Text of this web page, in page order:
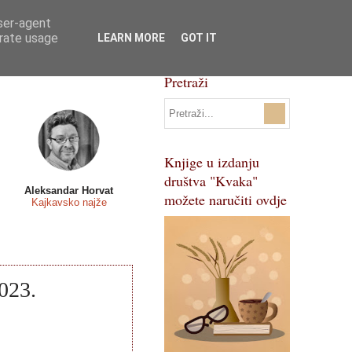
Svi natječaji
Pojmovnik
Aleksandar Horvat
Kajkavsko najže
Pretraži
Knjige u izdanju
društva "Kvaka"
možete naručiti ovdje
agent
usage
LEARN MORE GOT IT